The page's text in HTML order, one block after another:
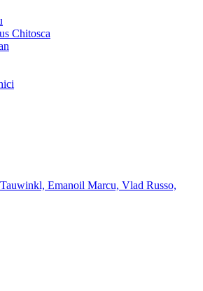
Chitosca
Emanoil Marcu, Vlad Russo,